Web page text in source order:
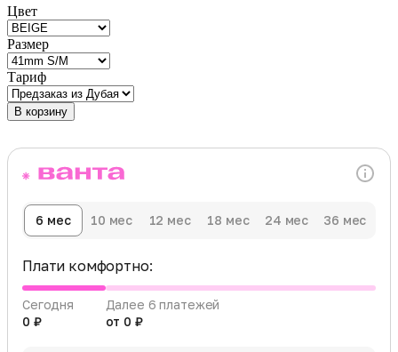
Цвет
Размер
Тариф
В корзину
6 мес 10 мес 12 мес 18 мес 24 мес 36 мес
Плати комфортно:
Сегодня
0 ₽
Далее 6 платежей
от 0 ₽